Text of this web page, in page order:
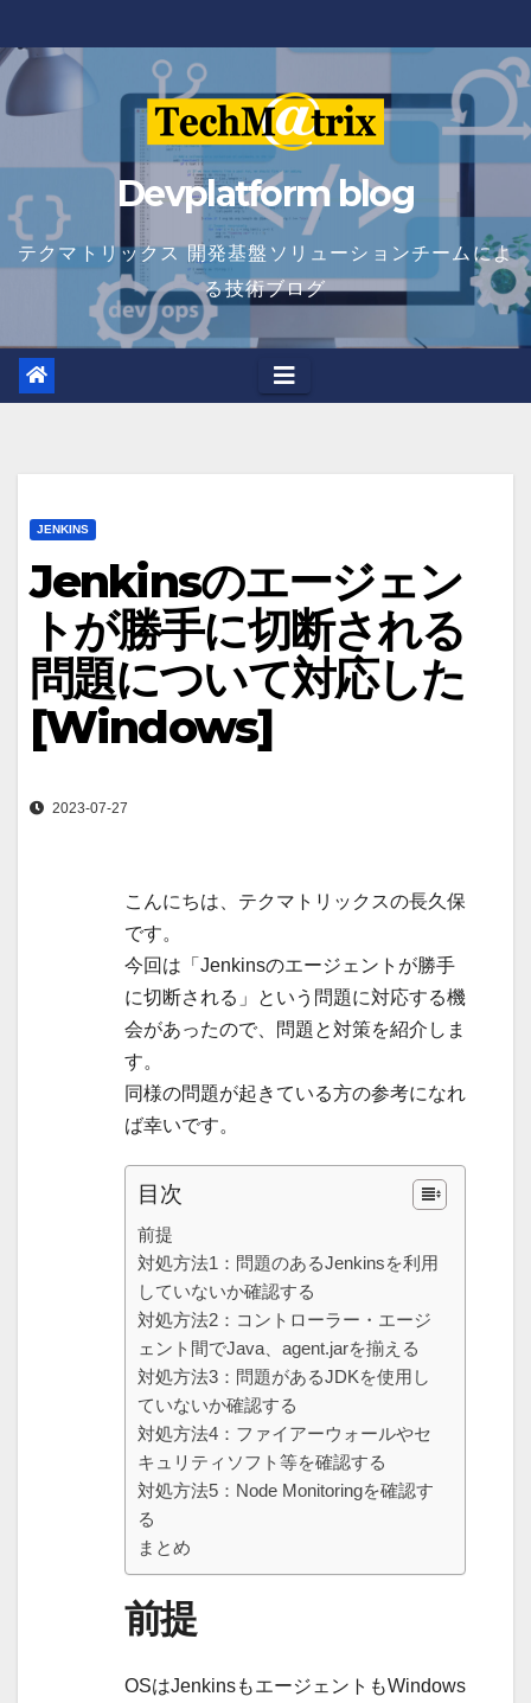
to
content
Devplatform blog
テクマトリックス 開発基盤ソリューションチームによ
る技術ブログ
JENKINS
Jenkinsのエージェン
トが勝手に切断される
問題について対応した
[Windows]
2023-07-27
こんにちは、テクマトリックスの長久保
です。
今回は「Jenkinsのエージェントが勝手
に切断される」という問題に対応する機
会があったので、問題と対策を紹介しま
す。
同様の問題が起きている方の参考になれ
ば幸いです。
目次
前提
対処方法1：問題のあるJenkinsを利用
していないか確認する
対処方法2：コントローラー・エージ
ェント間でJava、agent.jarを揃える
対処方法3：問題があるJDKを使用し
ていないか確認する
対処方法4：ファイアーウォールやセ
キュリティソフト等を確認する
対処方法5：Node Monitoringを確認す
る
まとめ
前提
OSはJenkinsもエージェントもWindows